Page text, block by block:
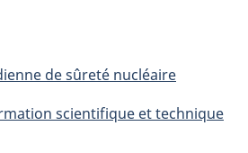
de sûreté nucléaire
scientifique et technique